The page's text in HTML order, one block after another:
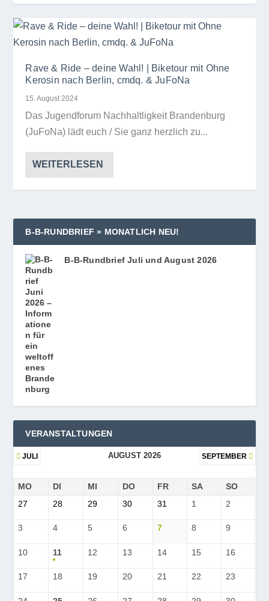
Rave & Ride – deine Wahl! | Biketour mit Ohne
Kerosin nach Berlin, cmdq. & JuFoNa
15. August 2024
Das Jugend­fo­rum Nach­halt­lig­keit Bran­den­burg
(JuFoNa) lädt euch /​ Sie ganz herz­lich zu...
WEITERLESEN
B‑B‑RUNDBRIEF » MONATLICH NEU!
B‑B-Rundbrief Juli und August 2026
VERANSTALTUNGEN
JULI AUGUST 2026 SEPTEMBER
MO DI MI DO FR SA
SO
27
28 29 30 31 1 2
3 4 5 6 7 8 9
10 11 12 13 14 15 16
17 18 19 20 21 22 23